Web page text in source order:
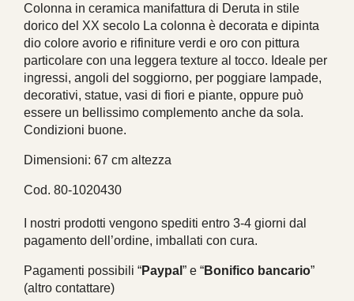
Colonna in ceramica manifattura di Deruta in stile
dorico del XX secolo La colonna è decorata e dipinta
dio colore avorio e rifiniture verdi e oro con pittura
particolare con una leggera texture al tocco. Ideale per
ingressi, angoli del soggiorno, per poggiare lampade,
decorativi, statue, vasi di fiori e piante, oppure può
essere un bellissimo complemento anche da sola.
Condizioni buone.
Dimensioni: 67 cm altezza
Cod. 80-1020430
I nostri prodotti vengono spediti entro 3-4 giorni dal
pagamento dell’ordine, imballati con cura.
Pagamenti possibili “Paypal ” e “Bonifico bancario”
(altro contattare)